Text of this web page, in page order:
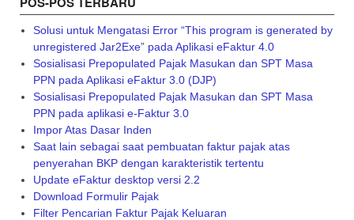
Solusi untuk Mengatasi Error “This program is generated by
unregistered Jar2Exe” pada Aplikasi eFaktur 4.0
Sosialisasi Prepopulated Pajak Masukan dan SPT Masa
PPN pada Aplikasi eFaktur 3.0 (DJP)
Sosialisasi Prepopulated Pajak Masukan dan SPT Masa
PPN pada aplikasi e-Faktur 3.0
Impor Atas Dasar Inden
Saat lain sebagai saat pembuatan faktur pajak atas
penyerahan BKP dengan karakteristik tertentu
Update eFaktur desktop versi 2.2
Download Formulir Pajak
Filter Pencarian Faktur Pajak Keluaran